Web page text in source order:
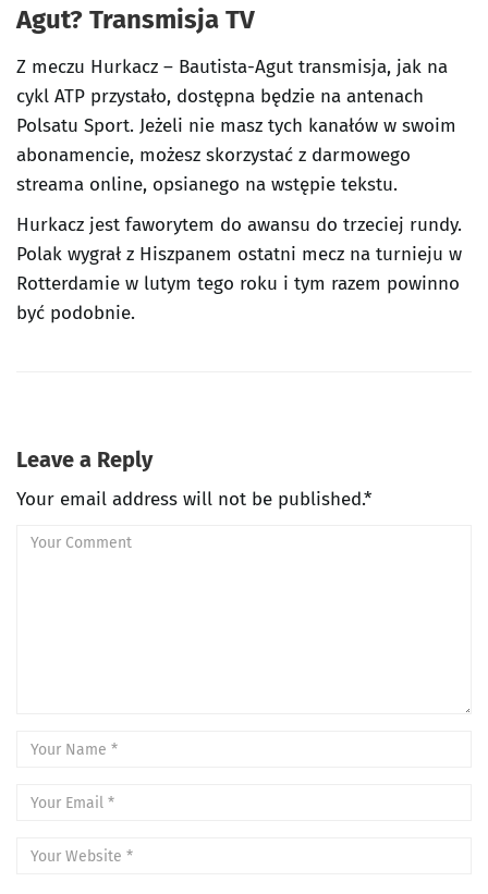
Agut? Transmisja TV
Z meczu Hurkacz – Bautista-Agut transmisja, jak na
cykl ATP przystało, dostępna będzie na antenach
Polsatu Sport. Jeżeli nie masz tych kanałów w swoim
abonamencie, możesz skorzystać z darmowego
streama online, opsianego na wstępie tekstu.
Hurkacz jest faworytem do awansu do trzeciej rundy.
Polak wygrał z Hiszpanem ostatni mecz na turnieju w
Rotterdamie w lutym tego roku i tym razem powinno
być podobnie.
Leave a Reply
Your email address will not be published.*